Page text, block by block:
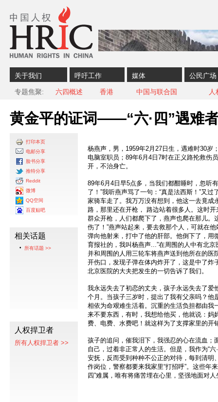
关于我们 呼吁工作 媒体 公民广场
专题焦聚 六四概述 香港 中国与联合国 人
黄金平的证词——“六·四”遇难
打印本页
电邮分享
脸书分享
推特分享
Reddit
微博
QQ空间
百度贴吧
相关话题
所有话题 >>
人权捍卫者
所有人权捍卫者 >>
杨燕声，男，1959年2月27日生，遇难时30岁
电脑室职员；89年6月4日7时在正义路抡救伤
开，不治身亡。
89年6月4日早5点多，当我们都酣睡时，忽听
了！”我听燕声骂了一句：“真是法西斯！”又
家骑车走了。我万万没有想到，他这一去竟成
路，那里还在开枪， 路边站着很多人。这时
群众开枪，人们都爬下了，燕声也爬在那儿。
伤了！”燕声站起来，要去救那个人，可就在
弹向他射来，打中了他的肝部。他倒下了，用
育报社的，我叫杨燕声...”在周围的人中有北
并和周围的人用三轮车将燕声送到他所在的医
开伤口，发现子弹在体内炸开了，这是中了炸
北京医院的大夫把发生的一切告诉了我们。
我永远失去了初恋的丈夫，孩子永远失去了爱
个月。当孩子三岁时，提出了我有父亲吗？他
相依为命艰难生活着。沉重的生活负担都由我
来不要东西，有时，我想给他买，他就说：妈
费、电费、水费吧！就这样为了支撑家里的开
孩子的追问，催我泪下，我强忍的心在流血；
自己，过着非正常人的生活。但是，我作为“
安抚，反而受到种种不公正的对待，每到清明
作岗位，警察都要来我家里“打招呼”。这些年
四”难属，唯有将痛苦埋在心里，坚强地面对人